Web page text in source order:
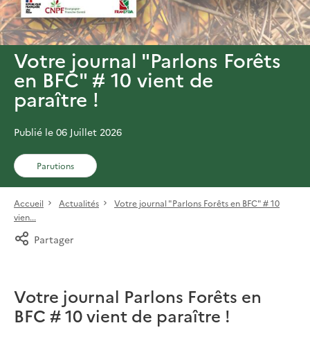
Votre journal "Parlons Forêts
en BFC" # 10 vient de
paraître !
Publié le 06 Juillet 2026
Parutions
Accueil Actualités
Votre journal "Parlons Forêts en BFC" # 10
vien...
Partager
Votre journal Parlons Forêts en
BFC # 10 vient de paraître !